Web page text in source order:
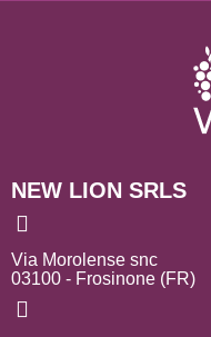
NEW LION SRLS
Via Morolense snc
03100 - Frosinone (FR)